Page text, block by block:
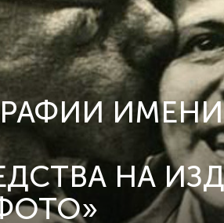
ИМЕНИ
НА